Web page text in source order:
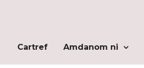
Cartref Amdanom ni